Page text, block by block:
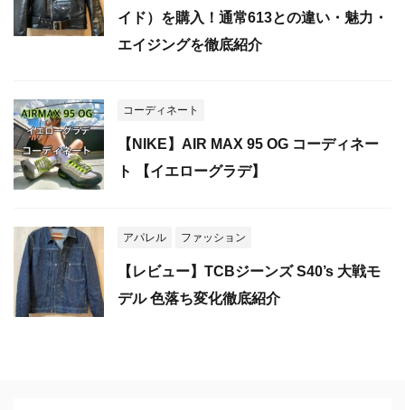
イド）を購入！通常613との違い・魅力・
エイジングを徹底紹介
コーディネート
【NIKE】AIR MAX 95 OG コーディネー
ト 【イエローグラデ】
アパレル ファッション
【レビュー】TCBジーンズ S40’s 大戦モ
デル 色落ち変化徹底紹介